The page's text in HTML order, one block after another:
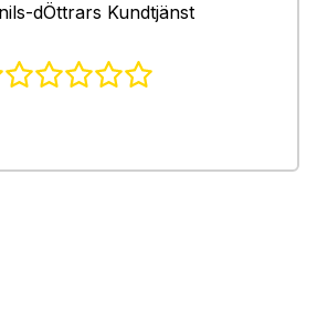
dÖttrars Kundtjänst